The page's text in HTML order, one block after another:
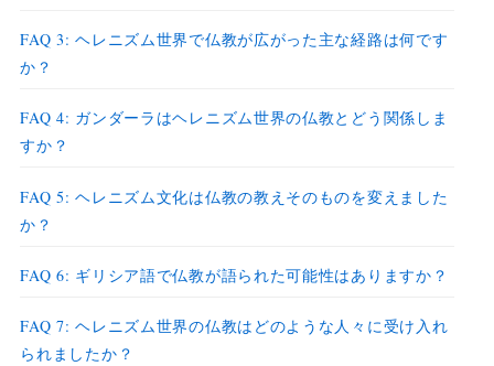
FAQ 3: ヘレニズム世界で仏教が広がった主な経路は何です
か？
FAQ 4: ガンダーラはヘレニズム世界の仏教とどう関係しま
すか？
FAQ 5: ヘレニズム文化は仏教の教えそのものを変えました
か？
FAQ 6: ギリシア語で仏教が語られた可能性はありますか？
FAQ 7: ヘレニズム世界の仏教はどのような人々に受け入れ
られましたか？